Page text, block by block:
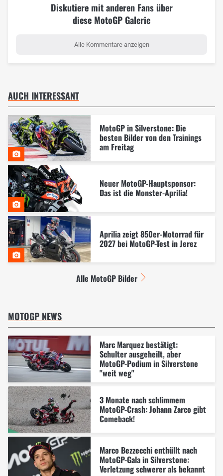
Diskutiere mit anderen Fans über
diese MotoGP Galerie
Alle Kommentare anzeigen
AUCH INTERESSANT
MotoGP in Silverstone: Die
besten Bilder von den Trainings
am Freitag
Neuer MotoGP-Hauptsponsor:
Das ist die Monster-Aprilia!
Aprilia zeigt 850er-Motorrad für
2027 bei MotoGP-Test in Jerez
Alle MotoGP Bilder
MOTOGP NEWS
Marc Marquez bestätigt:
Schulter ausgeheilt, aber
MotoGP-Podium in Silverstone
"weit weg"
3 Monate nach schlimmem
MotoGP-Crash: Johann Zarco gibt
Comeback!
Marco Bezzecchi enthüllt nach
MotoGP-Gala in Silverstone:
Verletzung schwerer als bekannt